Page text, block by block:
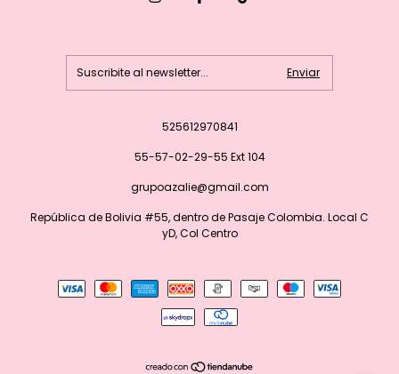
525612970841
55-57-02-29-55 Ext 104
grupoazalie@gmail.com
República de Bolivia #55, dentro de Pasaje Colombia. Local C
yD, Col Centro